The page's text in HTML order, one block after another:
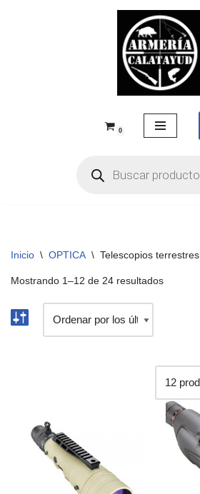
0
Inicio \ OPTICA \ Telescopios terrestres
Mostrando 1–12 de 24 resultados